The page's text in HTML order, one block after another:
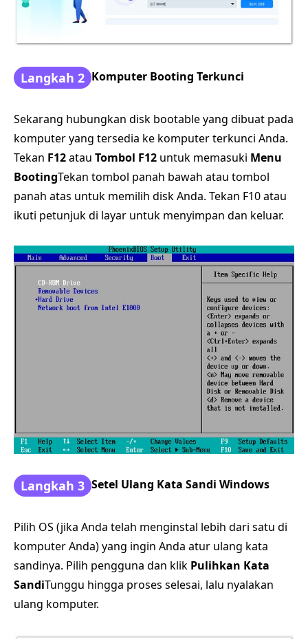
Langkah 2 Komputer Booting Terkunci
Sekarang hubungkan disk bootable yang dibuat pada
komputer yang tersedia ke komputer terkunci Anda.
Tekan F12atau Tombol F12 untuk memasuki Menu
BootingTekan tombol panah bawah atau tombol
panah atas untuk memilih disk Anda. Tekan F10 atau
ikuti petunjuk di layar untuk menyimpan dan keluar.
Langkah 3 Setel Ulang Kata Sandi Windows
Pilih OS (jika Anda telah menginstal lebih dari satu di
komputer Anda) yang ingin Anda atur ulang kata
sandinya. Pilih pengguna dan klik Pulihkan Kata
SandiTunggu hingga proses selesai, lalu nyalakan
ulang komputer.